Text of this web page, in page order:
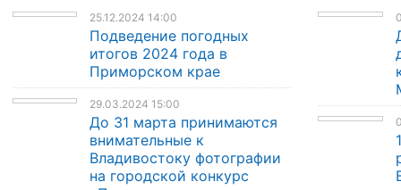
25.12.2024 14:00
Подведение погодных
итогов 2024 года в
Приморском крае
29.03.2024 15:00
До 31 марта принимаются
внимательные к
Владивостоку фотографии
на городской конкурс